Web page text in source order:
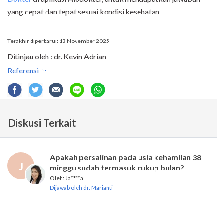
yang cepat dan tepat sesuai kondisi kesehatan.
Terakhir diperbarui: 13 November 2025